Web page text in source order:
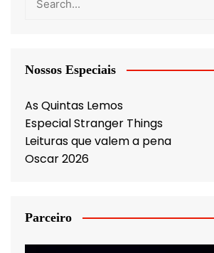
Nossos Especiais
As Quintas Lemos
Especial Stranger Things
Leituras que valem a pena
Oscar 2026
Parceiro